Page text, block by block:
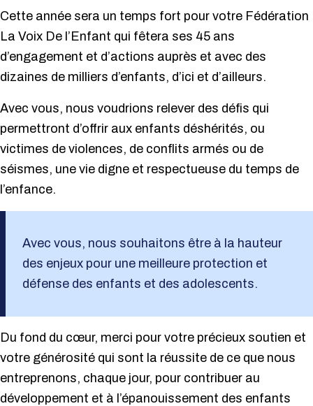
Cette année sera un temps fort pour votre Fédération
La Voix De l’Enfant qui fêtera ses 45 ans
d’engagement et d’actions auprès et avec des
dizaines de milliers d’enfants, d’ici et d’ailleurs.
Avec vous, nous voudrions relever des défis qui
permettront d’offrir aux enfants déshérités, ou
victimes de violences, de conflits armés ou de
séismes, une vie digne et respectueuse du temps de
l’enfance.
Avec vous, nous souhaitons être à la hauteur
des enjeux pour une meilleure protection et
défense des enfants et des adolescents.
Du fond du cœur, merci pour votre précieux soutien et
votre générosité qui sont la réussite de ce que nous
entreprenons, chaque jour, pour contribuer au
développement et à l’épanouissement des enfants